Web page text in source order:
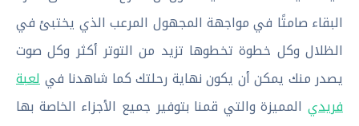
البقاء صامتًا في مواجهة المجهول المرعب الذي يختبئ في
الظلال وكل خطوة تخطوها تزيد من التوتر أكثر وكل صوت
يصدر منك يمكن أن يكون نهاية رحلتك كما شاهدنا في لعبة
فريدي المميزة والتي قمنا بتوفير جميع الأجزاء الخاصة بها